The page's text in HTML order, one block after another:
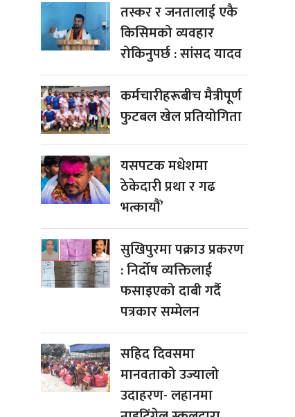
तस्कर र जनतालाई एकै
किसिमको व्यवहार
रोकिनुपर्छ : सांसद यादव
कर्मचारीहरूबीच मैत्रीपूर्ण
फुटबल खेल प्रतियोगिता
यसपटक मधेशमा
ठेकेदारी प्रथा र गढ
भत्कायौं’
सुखिपुरमा पक्राउ प्रकरण
: निर्दोष व्यक्तिलाई
फसाइएको दाबी गर्दै
पत्रकार सम्मेलन
सहिद दिवसमा
मानवताको उज्यालो
उदाहरण- लहानमा